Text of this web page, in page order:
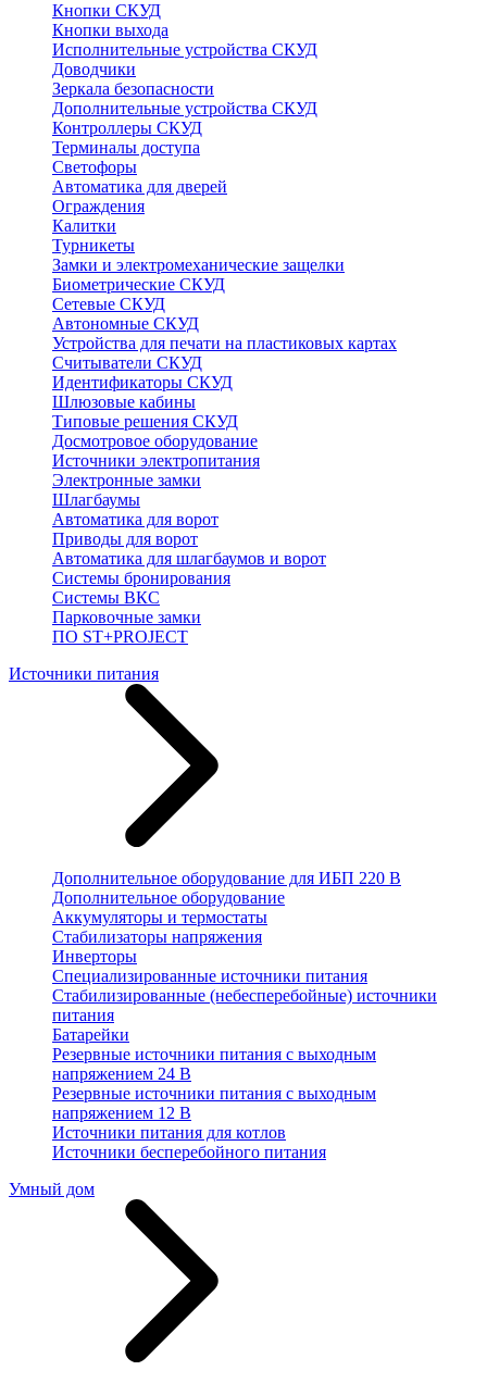
Кнопки СКУД
Кнопки выхода
Исполнительные устройства СКУД
Доводчики
Зеркала безопасности
Дополнительные устройства СКУД
Контроллеры СКУД
Терминалы доступа
Светофоры
Автоматика для дверей
Ограждения
Калитки
Турникеты
Замки и электромеханические защелки
Биометрические СКУД
Сетевые СКУД
Автономные СКУД
Устройства для печати на пластиковых картах
Считыватели СКУД
Идентификаторы СКУД
Шлюзовые кабины
Типовые решения СКУД
Досмотровое оборудование
Источники электропитания
Электронные замки
Шлагбаумы
Автоматика для ворот
Приводы для ворот
Автоматика для шлагбаумов и ворот
Системы бронирования
Системы ВКС
Парковочные замки
ПО ST+PROJECT
Источники питания
Дополнительное оборудование для ИБП 220 В
Дополнительное оборудование
Аккумуляторы и термостаты
Стабилизаторы напряжения
Инверторы
Специализированные источники питания
Стабилизированные (небесперебойные) источники
питания
Батарейки
Резервные источники питания с выходным
напряжением 24 В
Резервные источники питания с выходным
напряжением 12 В
Источники питания для котлов
Источники бесперебойного питания
Умный дом